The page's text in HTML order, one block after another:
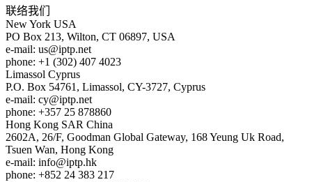
联络我们
New York USA
PO Box 213, Wilton, CT 06897, USA
e-mail: us
iptp.net
phone: +1 (302) 407 4023
Limassol Cyprus
P.O. Box 54761, Limassol, CY-3727, Cyprus
e-mail: cy
iptp.net
phone: +357 25 878860
Hong Kong SAR China
2602A, 26/F, Goodman Global Gateway, 168 Yeung Uk Road,
Tsuen Wan, Hong Kong
e-mail: info
iptp.hk
phone: +852 24 383 217